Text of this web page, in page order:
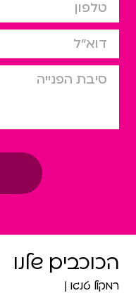
דוא”ל
סיבת הפניה
הכוכבים שלנו
רמקול טנגו